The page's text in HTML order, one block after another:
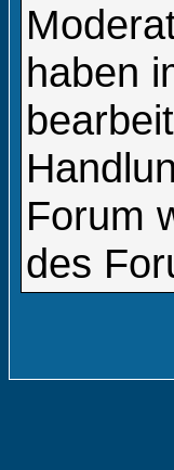
haben
Forum
des